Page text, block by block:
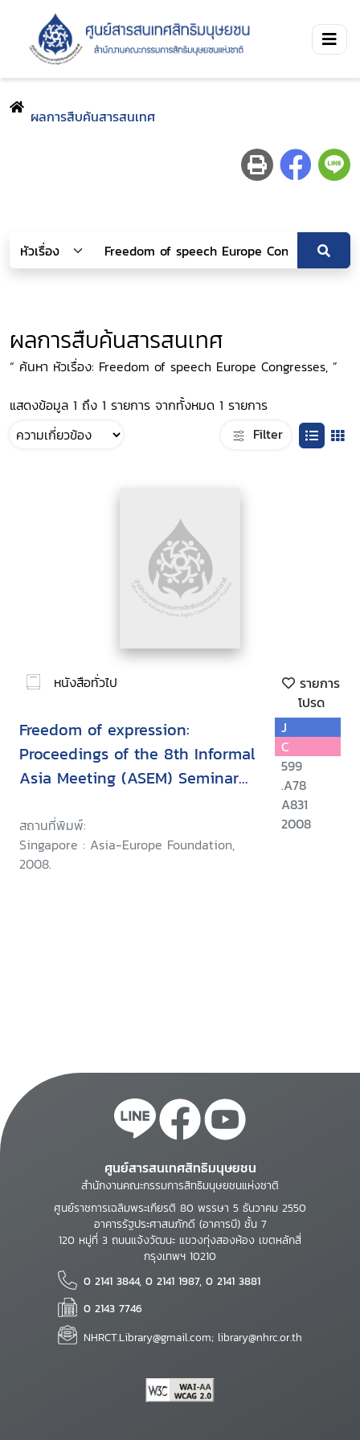
ผลการสืบค้นสารสนเทศ
ผลการสืบค้นสารสนเทศ
“ ค้นหา หัวเรื่อง: Freedom of speech Europe Congresses, ”
แสดงข้อมูล 1 ถึง 1 รายการ จากทั้งหมด 1 รายการ
Filter
หนังสือทั่วไป
รายการ
โปรด
Freedom of expression:
Proceedings of the 8th Informal
Asia Meeting (ASEM) Seminar
September 2007, Siem Reap,
Cambodia
สถานที่พิมพ์:
Singapore : Asia-Europe Foundation,
2008.
J
C
599
.A78
A831
2008
ศูนย์สารสนเทศสิทธิมนุษยชน
สำนักงานคณะกรรมการสิทธิมนุษยชนแห่งชาติ
ศูนย์ราชการเฉลิมพระเกียรติ 80 พรรษา 5 ธันวาคม 2550
อาคารรัฐประศาสนภักดี (อาคารบี) ชั้น 7
120 หมู่ที่ 3 ถนนแจ้งวัฒนะ แขวงทุ่งสองห้อง เขตหลักสี่
กรุงเทพฯ 10210
0 2141 3844, 0 2141 1987, 0 2141 3881
0 2143 7746
NHRCT.Library@gmail.com; library@nhrc.or.th